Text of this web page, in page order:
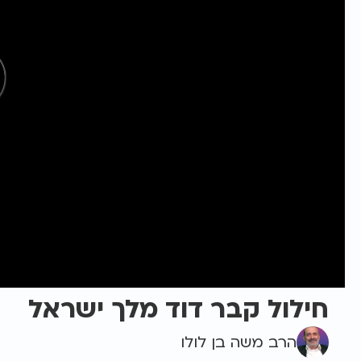
חילול קבר דוד מלך ישראל
הרב משה בן לולו